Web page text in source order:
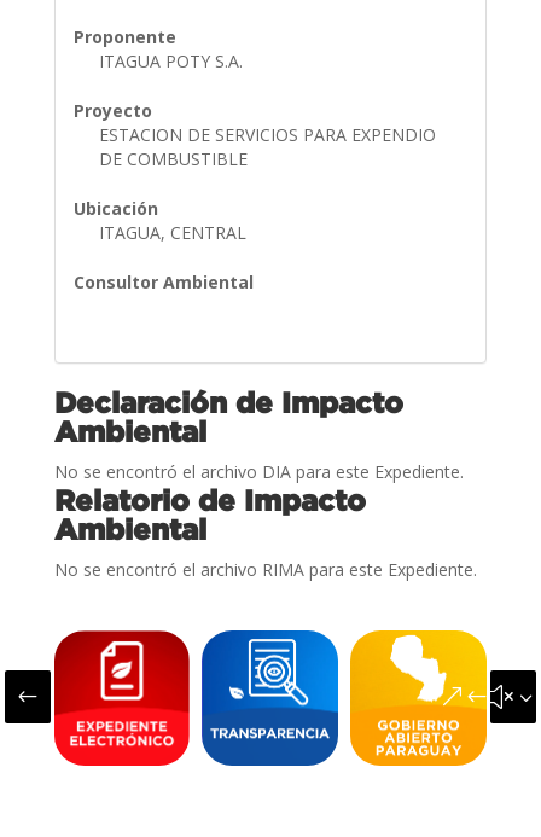
Proponente
ITAGUA POTY S.A.
Proyecto
ESTACION DE SERVICIOS PARA EXPENDIO
DE COMBUSTIBLE
Ubicación
ITAGUA, CENTRAL
Consultor Ambiental
Declaración de Impacto
Ambiental
No se encontró el archivo DIA para este Expediente.
Relatorio de Impacto
Ambiental
No se encontró el archivo RIMA para este Expediente.
#